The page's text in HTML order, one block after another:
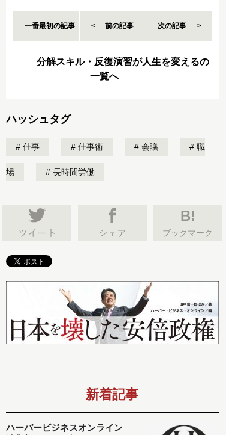
一番最初の記事 前の記事 次の記事
分解スキル・反復演習が人生を変えるの
一覧へ
ハッシュタグ
仕事 仕事術 会議 職
場 長時間労働
B!
ブックマーク
新着記事
ハーバービジネスオンライン